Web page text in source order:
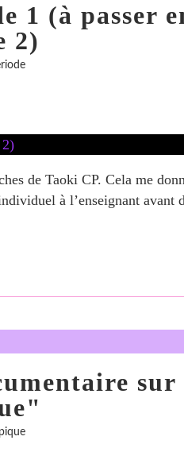
1 (à passer
2)
de Taoki CP. Cela me
à l’enseignant avant
sur